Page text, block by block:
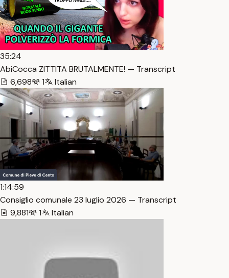
35:24
AbiCocca ZITTITA BRUTALMENTE! — Transcript
6,698
1 Italian
1:14:59
Consiglio comunale 23 luglio 2026 — Transcript
9,881
1 Italian